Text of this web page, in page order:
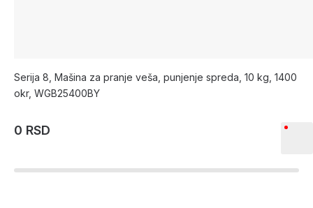
Serija 8, Mašina za pranje veša, punjenje spreda, 10 kg, 1400
okr, WGB25400BY
0 RSD